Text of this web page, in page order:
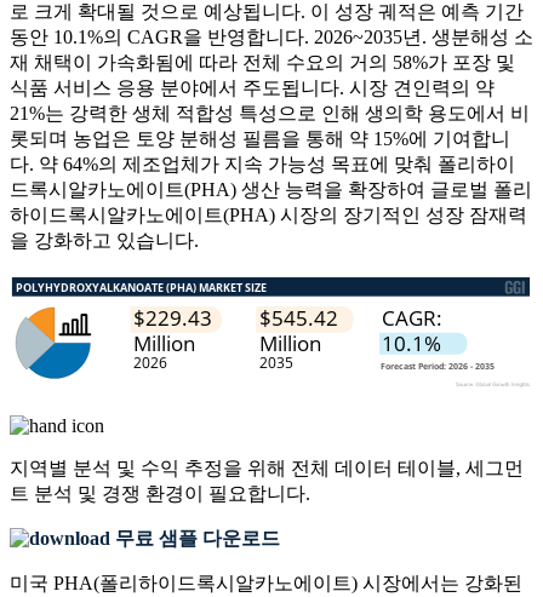
로 크게 확대될 것으로 예상됩니다. 이 성장 궤적은 예측 기간
동안 10.1%의 CAGR을 반영합니다. 2026~2035년. 생분해성 소
재 채택이 가속화됨에 따라 전체 수요의 거의 58%가 포장 및
식품 서비스 응용 분야에서 주도됩니다. 시장 견인력의 약
21%는 강력한 생체 적합성 특성으로 인해 생의학 용도에서 비
롯되며 농업은 토양 분해성 필름을 통해 약 15%에 기여합니
다. 약 64%의 제조업체가 지속 가능성 목표에 맞춰 폴리하이
드록시알카노에이트(PHA) 생산 능력을 확장하여 글로벌 폴리
하이드록시알카노에이트(PHA) 시장의 장기적인 성장 잠재력
을 강화하고 있습니다.
지역별 분석 및 수익 추정을 위해 전체 데이터 테이블, 세그먼
트 분석 및 경쟁 환경이 필요합니다.
무료 샘플 다운로드
미국 PHA(폴리하이드록시알카노에이트) 시장에서는 강화된